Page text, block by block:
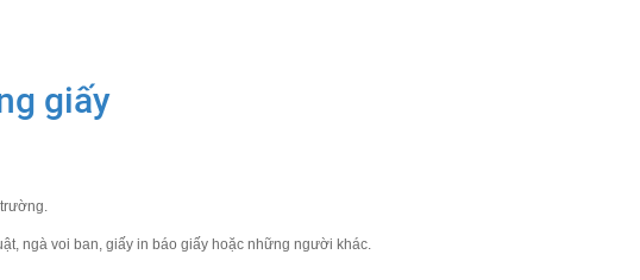
giấy
ngà voi ban, giấy in báo giấy hoặc những người khác.